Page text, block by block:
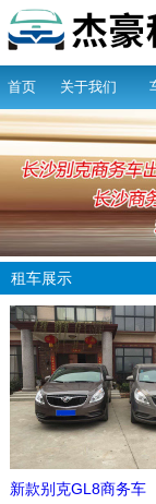
首页 关于我们
租车展示
新款别克GL8商务车